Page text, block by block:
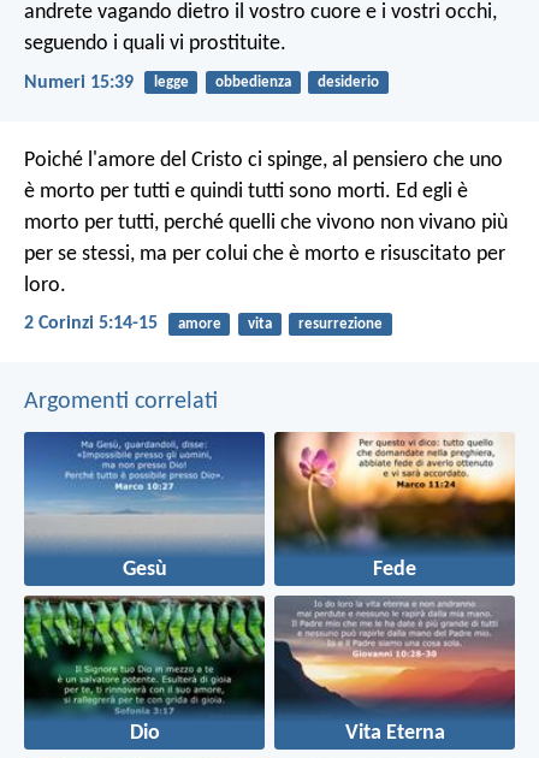
andrete vagando dietro il vostro cuore e i vostri occhi,
seguendo i quali vi prostituite.
Numeri 15:39 legge obbedienza desiderio
Poiché l'amore del Cristo ci spinge, al pensiero che uno
è morto per tutti e quindi tutti sono morti. Ed egli è
morto per tutti, perché quelli che vivono non vivano più
per se stessi, ma per colui che è morto e risuscitato per
loro.
2 Corinzi 5:14-15 amore vita resurrezione
Argomenti correlati
Gesù Fede
Dio Vita Eterna